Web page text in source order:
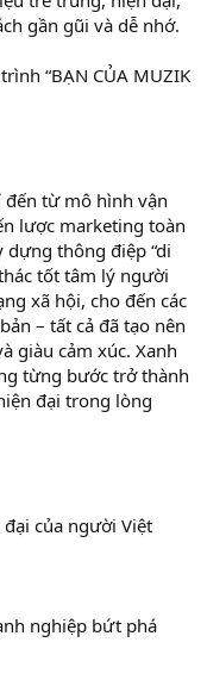
gần gũi và dễ nhớ.
“BẠN CỦA MUZIK
đến từ mô hình vận
lược marketing toàn
dựng thông điệp “di
tốt tâm lý người
xã hội, cho đến các
– tất cả đã tạo nên
giàu cảm xúc. Xanh
từng bước trở thành
đại trong lòng
của người Việt
nghiệp bứt phá